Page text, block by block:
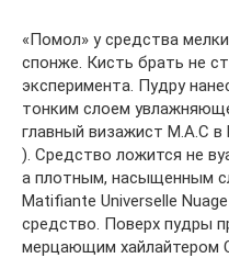
«Помол» у средства
спонже. Кисть брать не
эксперимента. Пудру
тонким слоем
главный визажист M.A.C
). Средство ложится не
а плотным, насыщенным
Matifiante Universelle
средство. Поверх пудры
мерцающим хайлайтером